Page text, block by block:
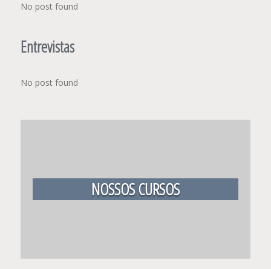
No post found
Entrevistas
No post found
NOSSOS CURSOS